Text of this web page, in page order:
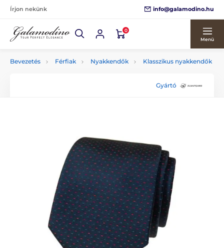
Írjon nekünk info@galamodino.hu
0
Menü
Bevezetés Férfiak Nyakkendők Klasszikus nyakkendők
Gyártó